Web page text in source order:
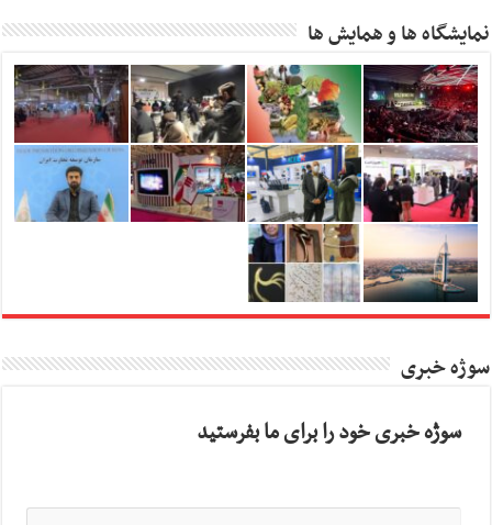
نمایشگاه ها و همایش ها
سوژه خبری
سوژه خبری خود را برای ما بفرستید